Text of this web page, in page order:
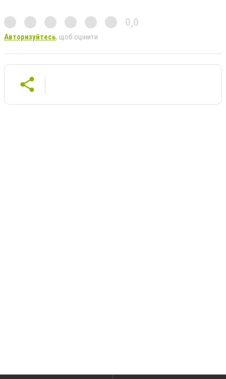
0,0
Авторизуйтесь, щоб оцінити